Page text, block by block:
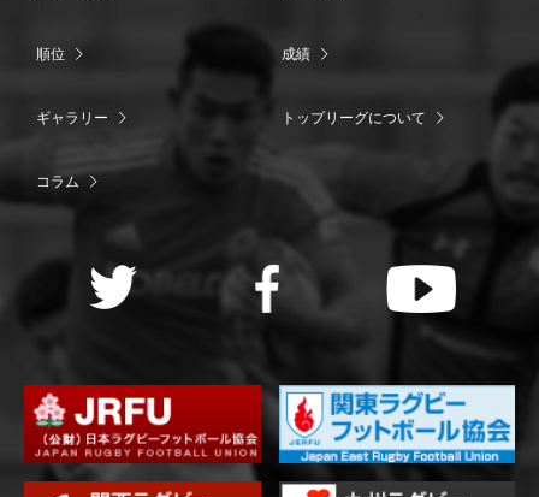
順位 成績
ギャラリー トップリーグについて
コラム